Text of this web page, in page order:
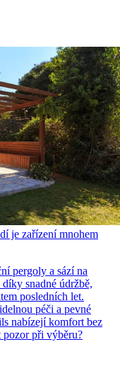
je zařízení mnohem
pergoly a sází na
snadné údržbě,
posledních let.
péči a pevné
nabízejí komfort bez
pozor při výběru?